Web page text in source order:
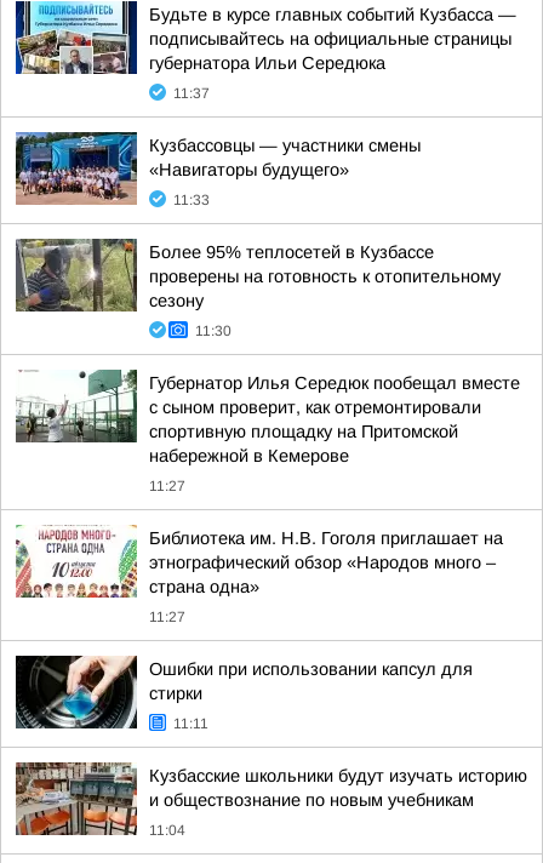
Будьте в курсе главных событий Кузбасса —
подписывайтесь на официальные страницы
губернатора Ильи Середюка
11:37
Кузбассовцы — участники смены
«Навигаторы будущего»
11:33
Более 95% теплосетей в Кузбассе
проверены на готовность к отопительному
сезону
11:30
Губернатор Илья Середюк пообещал вместе
с сыном проверит, как отремонтировали
спортивную площадку на Притомской
набережной в Кемерове
11:27
Библиотека им. Н.В. Гоголя приглашает на
этнографический обзор «Народов много –
страна одна»
11:27
Ошибки при использовании капсул для
стирки
11:11
Кузбасские школьники будут изучать историю
и обществознание по новым учебникам
11:04